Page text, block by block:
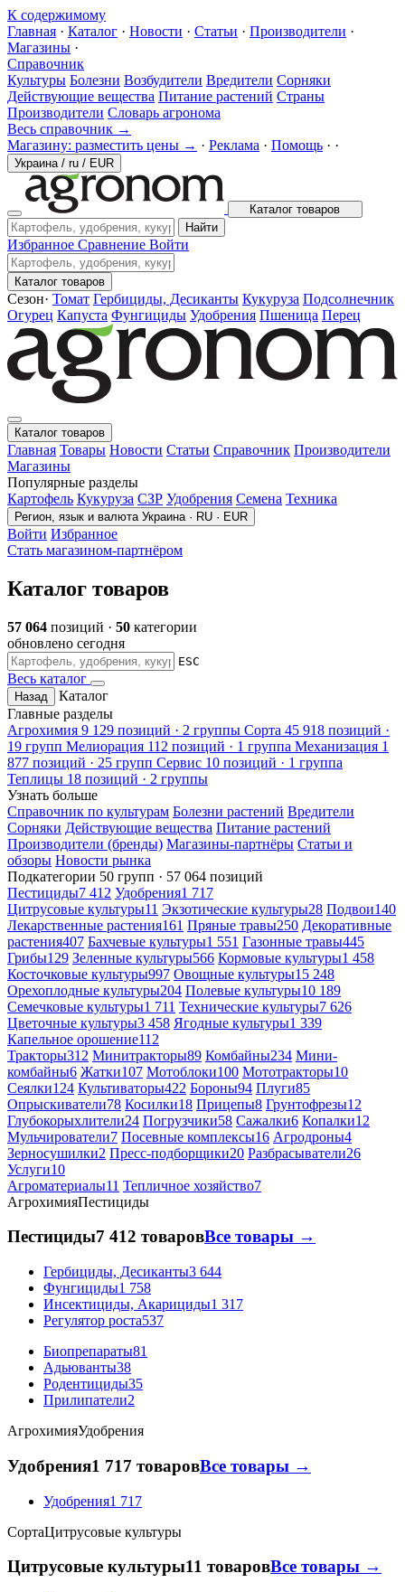
К содержимому
Главная · Каталог · Новости · Статьи · Производители ·
Магазины ·
Справочник
Культуры Болезни Возбудители Вредители Сорняки
Действующие вещества Питание растений Страны
Производители Словарь агронома
Весь справочник →
Магазину: разместить цены → · Реклама · Помощь · ·
Украина / ru / EUR
Каталог товаров
Найти
Избранное Сравнение Войти
Каталог товаров
Сезон· Томат Гербициды, Десиканты Кукуруза Подсолнечник
Огурец Капуста Фунгициды Удобрения Пшеница Перец
Каталог товаров
Главная Товары Новости Статьи Справочник Производители
Магазины
Популярные разделы
Картофель Кукуруза СЗР Удобрения Семена Техника
Регион, язык и валюта Украина · RU · EUR
Войти Избранное
Стать магазином-партнёром
Каталог товаров
57 064 позиций · 50 категории
обновлено сегодня
ESC
Весь каталог
Назад
Каталог
Главные разделы
Агрохимия 9 129 позиций · 2 группы Сорта 45 918 позиций ·
19 групп Мелиорация 112 позиций · 1 группа Механизация 1
877 позиций · 25 групп Сервис 10 позиций · 1 группа
Теплицы 18 позиций · 2 группы
Узнать больше
Справочник по культурам Болезни растений Вредители
Сорняки Действующие вещества Питание растений
Производители (бренды) Магазины-партнёры Статьи и
обзоры Новости рынка
Подкатегории 50 групп · 57 064 позиций
Пестициды7 412 Удобрения1 717
Цитрусовые культуры11 Экзотические культуры28 Подвои140
Лекарственные растения161 Пряные травы250 Декоративные
растения407 Бахчевые культуры1 551 Газонные травы445
Грибы129 Зеленные культуры566 Кормовые культуры1 458
Косточковые культуры997 Овощные культуры15 248
Орехоплодные культуры204 Полевые культуры10 189
Семечковые культуры1 711 Технические культуры7 626
Цветочные культуры3 458 Ягодные культуры1 339
Капельное орошение112
Тракторы312 Минитракторы89 Комбайны234 Мини-
комбайны6 Жатки107 Мотоблоки100 Мототракторы10
Сеялки124 Культиваторы422 Бороны94 Плуги85
Опрыскиватели78 Косилки18 Прицепы8 Грунтофрезы12
Глубокорыхлители24 Погрузчики58 Сажалки6 Копалки12
Мульчирователи7 Посевные комплексы16 Агродроны4
Зерносушилки2 Пресс-подборщики20 Разбрасыватели26
Услуги10
Агроматериалы11 Тепличное хозяйство7
АгрохимияПестициды
Пестициды7 412 товаровВсе товары →
Гербициды, Десиканты3 644
Фунгициды1 758
Инсектициды, Акарициды1 317
Регулятор роста537
Биопрепараты81
Адьюванты38
Родентициды35
Прилипатели2
АгрохимияУдобрения
Удобрения1 717 товаровВсе товары →
Удобрения1 717
СортаЦитрусовые культуры
Цитрусовые культуры11 товаровВсе товары →